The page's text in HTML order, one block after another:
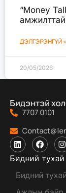
“Money
амжилттай
ДЭЛГЭРЭНГҮЙ »
20/05/2026
Бидэнтэй
7707 0101
Бидний тухай
Бидний тухай